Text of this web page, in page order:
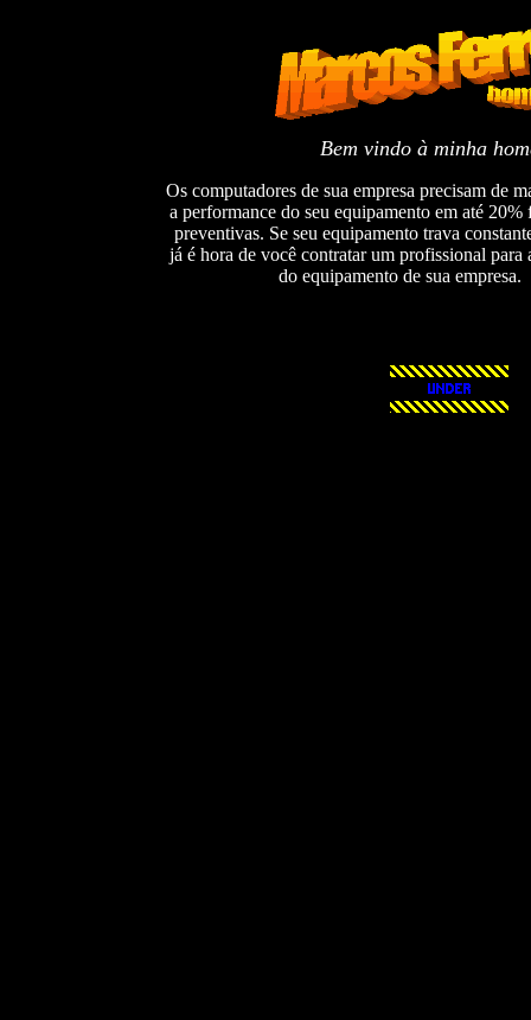
Bem vindo à minha
Os computadores de sua empresa precisam de
a performance do seu equipamento em até 20%
preventivas. Se seu equipamento trava
já é hora de você contratar um profissional para
do equipamento de sua